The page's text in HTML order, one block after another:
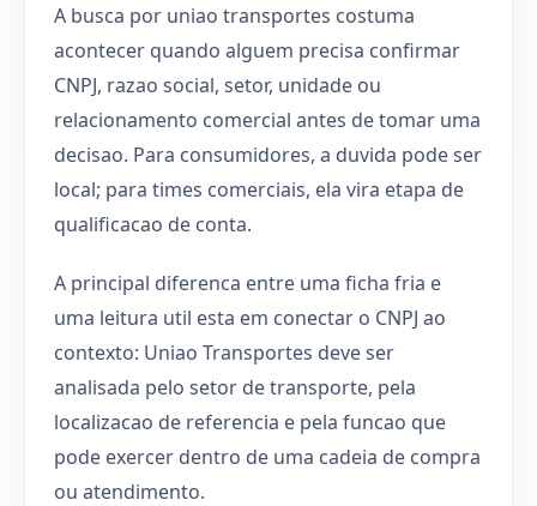
A busca por uniao transportes costuma
acontecer quando alguem precisa confirmar
CNPJ, razao social, setor, unidade ou
relacionamento comercial antes de tomar uma
decisao. Para consumidores, a duvida pode ser
local; para times comerciais, ela vira etapa de
qualificacao de conta.
A principal diferenca entre uma ficha fria e
uma leitura util esta em conectar o CNPJ ao
contexto: Uniao Transportes deve ser
analisada pelo setor de transporte, pela
localizacao de referencia e pela funcao que
pode exercer dentro de uma cadeia de compra
ou atendimento.